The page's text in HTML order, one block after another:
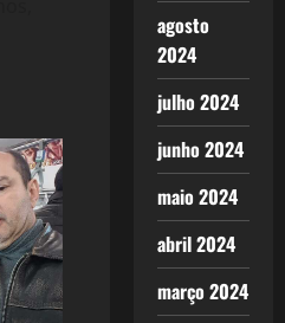
agosto
2024
julho 2024
junho 2024
maio 2024
abril 2024
março 2024